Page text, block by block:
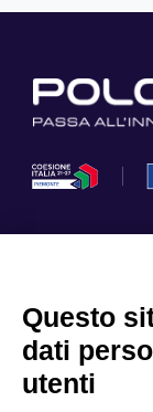
Cookie Policy
Scopri il Polo
Questo
dati
utenti